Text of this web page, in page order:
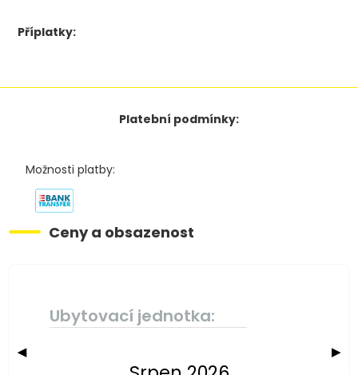
Příplatky:
Platební podmínky:
Možnosti platby:
Ceny a obsazenost
Ubytovací jednotka:
◀ ▶